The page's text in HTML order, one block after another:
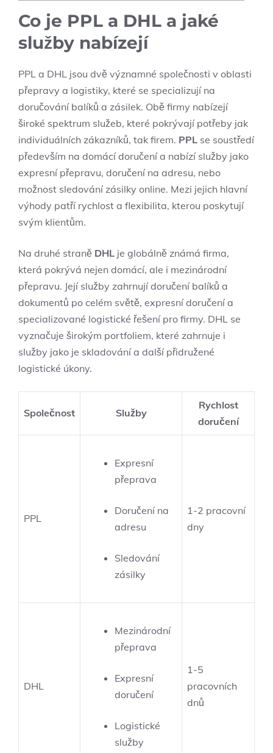
Co je PPL a DHL a jaké
služby nabízejí
PPL a DHL jsou dvě významné společnosti v oblasti
přepravy a logistiky, které se specializují na
doručování balíků a zásilek. Obě firmy nabízejí
široké spektrum služeb, které pokrývají potřeby jak
individuálních zákazníků, tak firem. PPL se soustředí
především na domácí doručení a nabízí služby jako
expresní přepravu, doručení na adresu, nebo
možnost sledování zásilky online. Mezi jejich hlavní
výhody patří rychlost a flexibilita, kterou poskytují
svým klientům.
Na druhé straně DHL je globálně známá firma,
která pokrývá nejen domácí, ale i mezinárodní
přepravu. Její služby zahrnují doručení balíků a
dokumentů po celém světě, expresní doručení a
specializované logistické řešení pro firmy. DHL se
vyznačuje širokým portfoliem, které zahrnuje i
služby jako je skladování a další přidružené
logistické úkony.
Společnost Služby
Rychlost
doručení
PPL
Expresní
přeprava
Doručení na
adresu
Sledování
zásilky
1-2 pracovní
dny
DHL
Mezinárodní
přeprava
Expresní
doručení
Logistické
služby
1-5
pracovních
dnů